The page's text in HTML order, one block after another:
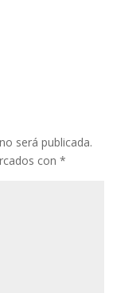
será publicada.
con *